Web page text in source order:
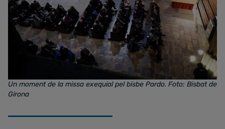
Un moment de la missa exequial pel bisbe Pardo. Foto: Bisbat de
Girona